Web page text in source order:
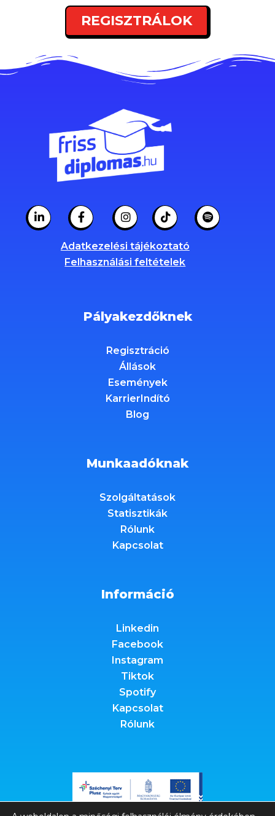
REGISZTRÁLOK
Adatkezelési tájékoztató
Felhasználási feltételek
Pályakezdőknek
Regisztráció
Állások
Események
KarrierIndító
Blog
Munkaadóknak
Szolgáltatások
Statisztikák
Rólunk
Kapcsolat
Információ
Linkedin
Facebook
Instagram
Tiktok
Spotify
Kapcsolat
Rólunk